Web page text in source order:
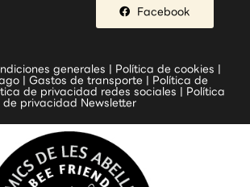
Facebook
generales | Política de cookies |
| Gastos de transporte | Política de
de privacidad redes sociales | Política
de privacidad Newsletter